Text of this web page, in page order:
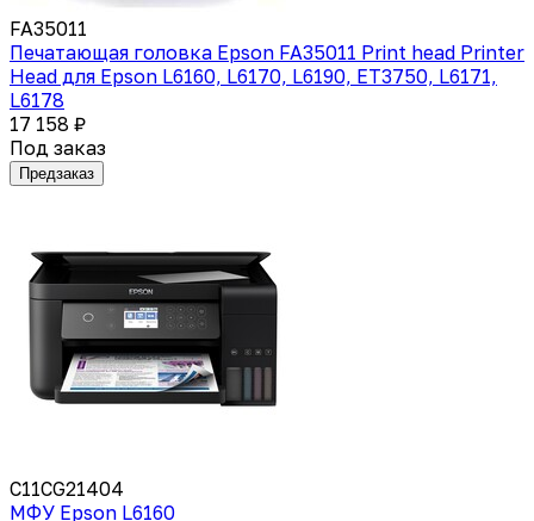
FA35011
Печатающая головка Epson FA35011 Print head Printer
Head для Epson L6160, L6170, L6190, ET3750, L6171,
L6178
17 158 ₽
Под заказ
Предзаказ
C11CG21404
МФУ Epson L6160